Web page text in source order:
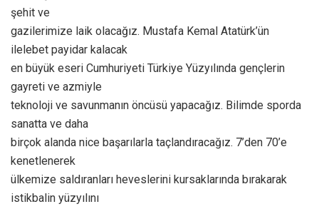
şehit ve
gazilerimize laik olacağız. Mustafa Kemal Atatürk’ün
ilelebet payidar kalacak
en büyük eseri Cumhuriyeti Türkiye Yüzyılında gençlerin
gayreti ve azmiyle
teknoloji ve savunmanın öncüsü yapacağız. Bilimde sporda
sanatta ve daha
birçok alanda nice başarılarla taçlandıracağız. 7’den 70’e
kenetlenerek
ülkemize saldıranları heveslerini kursaklarında bırakarak
istikbalin yüzyılını